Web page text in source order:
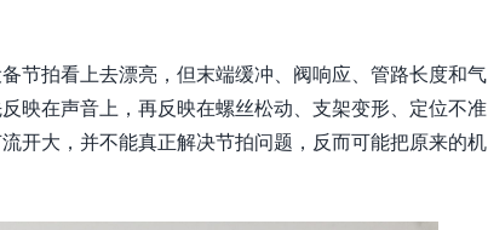
节拍看上去漂亮，但末端缓冲、阀响应、管路长度和气
映在声音上，再反映在螺丝松动、支架变形、定位不准
开大，并不能真正解决节拍问题，反而可能把原来的机